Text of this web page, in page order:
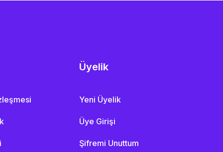
Üyelik
Yeni Üyelik
Üye Girişi
Şifremi Unuttum